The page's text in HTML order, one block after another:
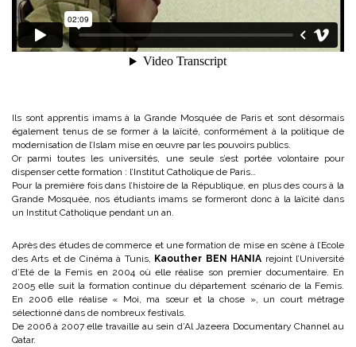
Ils sont apprentis imams à la Grande Mosquée de Paris et sont désormais
également tenus de se former à la laïcité, conformément à la politique de
modernisation de l’Islam mise en œuvre par les pouvoirs publics.
Or parmi toutes les universités, une seule s’est portée volontaire pour
dispenser cette formation : l’Institut Catholique de Paris…
Pour la première fois dans l’histoire de la République, en plus des cours à la
Grande Mosquée, nos étudiants imams se formeront donc à la laïcité dans
un Institut Catholique pendant un an.
Après des études de commerce et une formation de mise en scène à l’Ecole
des Arts et de Cinéma à Tunis, Kaouther BEN HANIA rejoint l’Université
d’Eté de la Femis en 2004 où elle réalise son premier documentaire. En
2005 elle suit la formation continue du département scénario de la Femis.
En 2006 elle réalise « Moi, ma sœur et la chose », un court métrage
sélectionné dans de nombreux festivals.
De 2006 à 2007 elle travaille au sein d’Al Jazeera Documentary Channel au
Qatar.